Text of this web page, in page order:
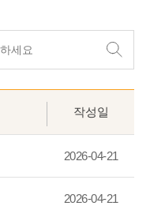
작성일
2026-04-21
2026-04-21